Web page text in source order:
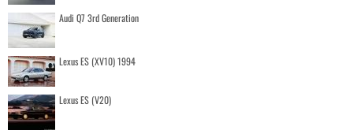
Audi Q7 3rd Generation
Lexus ES (XV10) 1994
Lexus ES (V20)